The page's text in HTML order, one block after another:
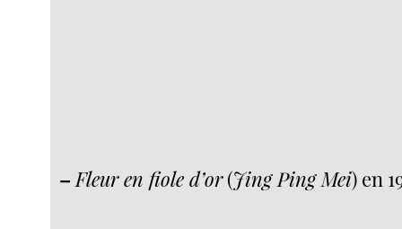
– Fleur en fiole d’or(Jing Ping Mei) en